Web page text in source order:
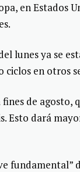
en Estados
lunes ya se
ciclos en otros
de agosto,
Esto dará
fundamental”